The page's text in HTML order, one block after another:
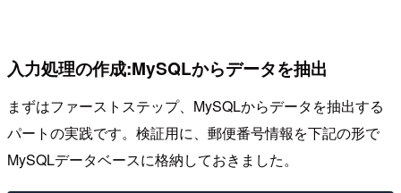
入力処理の作成:MySQLからデータを抽出
まずはファーストステップ、MySQLからデータを抽出する
パートの実践です。検証用に、郵便番号情報を下記の形で
MySQLデータベースに格納しておきました。